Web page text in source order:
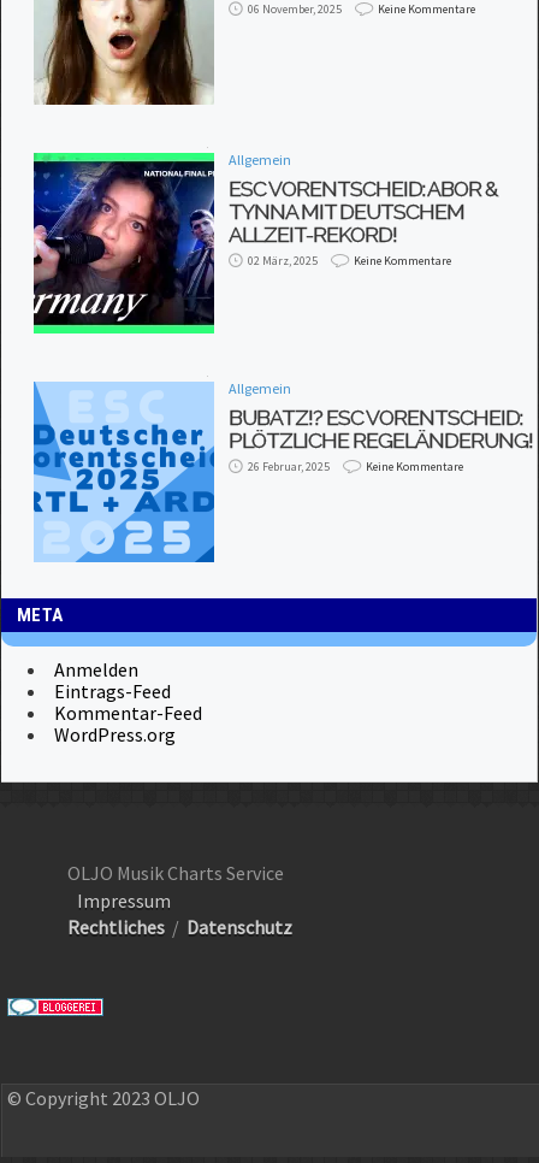
06 November, 2025 Keine Kommentare
Allgemein
ESC VORENTSCHEID: ABOR &
TYNNA MIT DEUTSCHEM
ALLZEIT-REKORD!
02 März, 2025 Keine Kommentare
Allgemein
BUBATZ!? ESC VORENTSCHEID:
PLÖTZLICHE REGELÄNDERUNG!
26 Februar, 2025 Keine Kommentare
META
Anmelden
Eintrags-Feed
Kommentar-Feed
WordPress.org
OLJO Musik Charts Service
Impressum
Rechtliches / Datenschutz
© Copyright 2023 OLJO